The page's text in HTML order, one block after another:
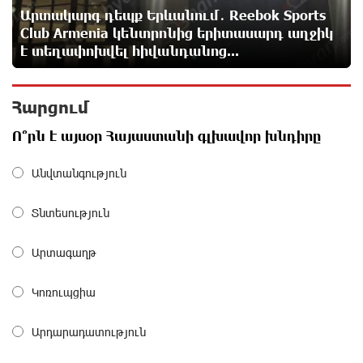
իրավիճակին
14 ժամ առաջ
զգուշացնում է հյուրանոցների ամրագրման հետ
կապված զեղծարարությունների մասին
Մհեր Անանյանն ընդգրկվել է Յունիբանկի
«Սմայլ Սվիթ»-ի զարգացման ճանապարհը
Ինչպես է ՔՊ-ն «հարգում» ժողովրդի քվեն.
Արտակարգ դեպք Երևանում․ Reebok Sports
Club Armenia կենտրոնից երիտասարդ աղջիկ
է տեղափոխվել հիվանդանոց...
Հարցում
Ո՞րն է այսօր Հայաստանի գլխավոր խնդիրը
Անվտանգություն
Տնտեսություն
Արտագաղթ
Կոռուպցիա
Արդարադատություն